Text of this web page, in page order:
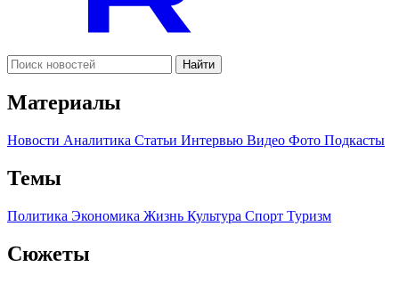
Найти
Материалы
Новости Аналитика Статьи Интервью Видео Фото Подкасты
Темы
Политика Экономика Жизнь Культура Спорт Туризм
Сюжеты